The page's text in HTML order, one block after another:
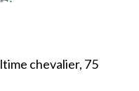
chevalier, 75